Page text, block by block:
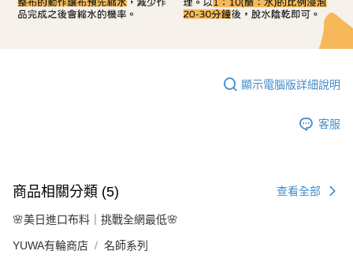
顯示電腦版詳細說明
客服
商品相關分類 (5) 查看全部
🌸美日進口布料｜挑戰全網最低🌸
YUWA有輪商店 名師系列